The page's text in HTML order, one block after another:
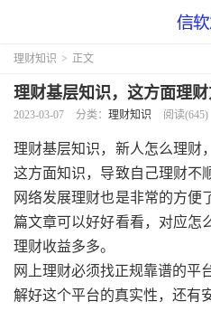
理财知识 > 正文
理财基层知识，这方面理
2023-03-07 分类： 理财知识 阅读(645)
理财基层知识，新人怎么理财
这方面知识，导致自己理财不
网络发展理财也是非常的方便
篇文章可以好好看看，对应怎
理财收益多多。
网上理财必须找正规靠谱的平
解好这个平台的真实性，还有